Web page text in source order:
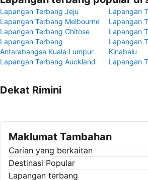
Lapangan Terbang Jeju
Lapangan
Lapangan Terbang Melbourne
Lapangan
Lapangan Terbang Chitose
Lapangan
Lapangan Terbang
Antarabangsa Kuala Lumpur
Lapangan
Kinabalu
Lapangan Terbang Auckland
Lapangan
Dekat Rimini
Maklumat Tambahan
Carian yang berkaitan
Destinasi Popular
Lapangan terbang